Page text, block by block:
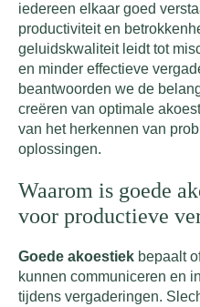
iedereen elkaar goed
productiviteit en
geluidskwaliteit leidt tot
en minder effectieve
beantwoorden we de
creëren van optimale
van het herkennen van
oplossingen.
Waarom is goede
voor productieve
Goede akoestiek bepaalt
kunnen communiceren en
tijdens vergaderingen.